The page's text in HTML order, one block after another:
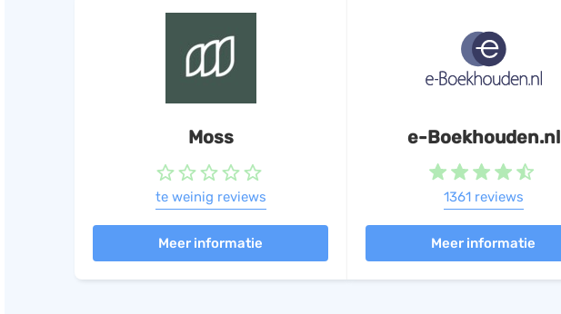
Moss
te weinig reviews
Meer informatie
e-Boekhouden.nl
1361 reviews
Meer informatie